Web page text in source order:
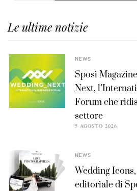
Le ultime notizie
NEWS
Sposi
Next,
Forum che
settore
5 AGOSTO 2026
NEWS
Wedding
editoriale di